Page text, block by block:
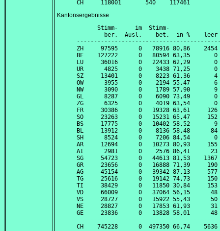
Kantonsergebnisse
Stimm-     im  Stimm-
ber.  Ausl.    bet.  in %
ZH     97595      0   78916 80,86
BE    127222      0   80594 63,35       0
LU     36016      0   22433 62,29       0
UR      4825      0    3438 71,25       0
SZ     13401      0    8223 61,36       4
OW      3955      0    2194 55,47
NW      3090      0    1789 57,90
GL      8287      0    6090 73,49       0
ZG      6325      0    4019 63,54
FR     30386      0   19328 63,61
SO     23263      0   15231 65,47
BS     17775      0   10402 58,52
BL     13912      0    8136 58,48
SH      8524      0    7206 84,54       0
AR     12694      0   10273 80,93
AI      2981      0    2576 86,41
SG     54723      0   44613 81,53
GR     23656      0   16888 71,39
AG     45154      0   39342 87,13
TG     25616      0   19142 74,73
TI     38429      0   11850 30,84
VD     66009      0   37064 56,15
VS     28727      0   15922 55,43
NE     28827      0   17853 61,93
GE     23836      0   13828 58,01
CH    745228      0  497350 66,74    5636